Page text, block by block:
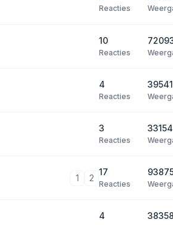
Reacties
10
Reacties
4
Reacties
39541
3
Reacties
33154
1 2
17
Reacties
4 38358